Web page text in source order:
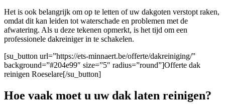
Het is ook belangrijk om op te letten of uw dakgoten verstopt raken,
omdat dit kan leiden tot waterschade en problemen met de
afwatering. Als u deze tekenen opmerkt, is het tijd om een
professionele dakreiniger in te schakelen.
[su_button url=”https://ets-minnaert.be/offerte/dakreiniging/”
background=”#204e99″ size=”5″ radius=”round”]Offerte dak
reinigen Roeselare[/su_button]
Hoe vaak moet u uw dak laten reinigen?